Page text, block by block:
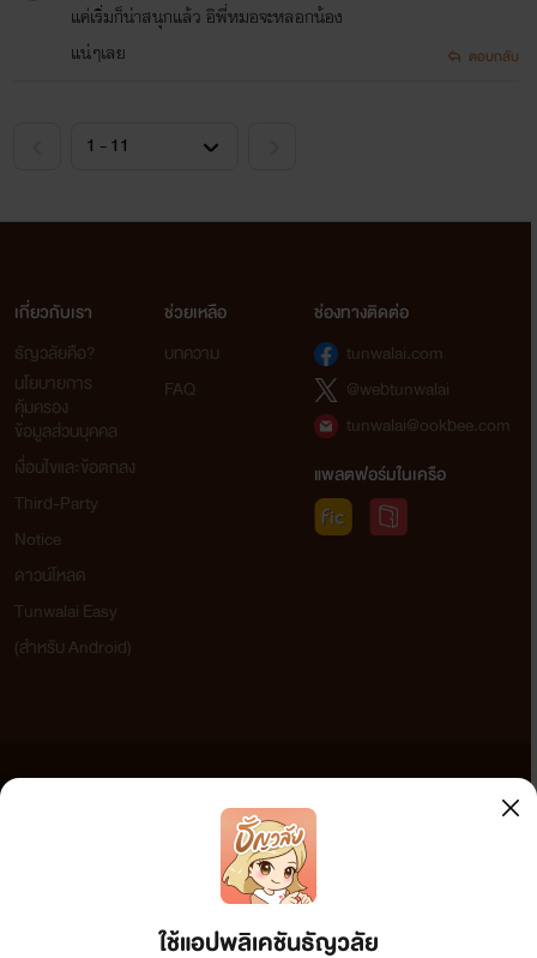
แค่เริ่มก็น่าสนุกแล้ว อิพี่หมอจะหลอกน้อง
แน่ๆเลย
ตอบกลับ
ใช้แอปพลิเคชันธัญวลัย
เกี่ยวกับเรา
ธัญวลัยคือ?
นโยบายการ
คุ้มครอง
ข้อมูลส่วนบุคคล
เงื่อนไขและข้อตกลง
Third-Party
Notice
ดาวน์โหลด
Tunwalai Easy
(สำหรับ Android)
ช่วยเหลือ
บทความ
FAQ
ช่องทางติดต่อ
tunwalai.com
@webtunwalai
tunwalai@ookbee.com
แพลตฟอร์มในเครือ
เว็บไซต์แห่งนี้ไม่ได้เห็นด้วยและไม่ขอรับผิดชอบต่อข้อความใดๆ ทั้งสิ้น ดังนั้นผู้อ่านทุกท่านโปรดใช้
วิจารณญาณในการกลั่นกรองด้วยตนเอง และหากท่านพบข้อความใดๆ ที่ขัดต่อกฎหมายและศีลธรรม
กรุณาแจ้งมาที่ tunwalai@ookbee.com เพื่อทีมงานจะได้ดำเนินการในทันที ทั้งนี้ ทางเว็บไซต์ขอสงวน
ลิขสิทธิ์ตามพระราชบัญญัติลิขสิทธิ์ (ฉบับเพิ่มเติม) พ.ศ.2558